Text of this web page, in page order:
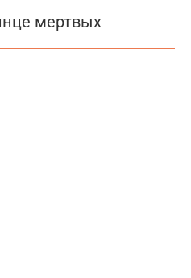
мертвых